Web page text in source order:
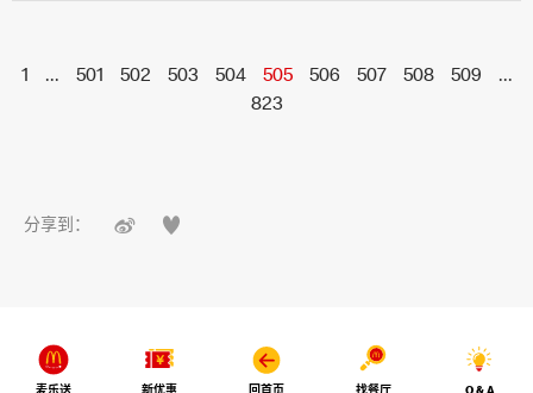
1 ... 501 502 503 504 505 506 507 508 509
...
823
分享到：  